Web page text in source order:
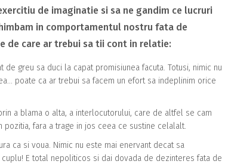
de imaginatie si sa ne gandim ce lucruri
in comportamentul nostru fata de
de care ar trebui sa tii cont in relatie:
greu sa duci la capat promisiunea facuta. Totusi, nimic nu
poate ca ar trebui sa facem un efort sa indeplinim orice
a blama o alta, a interlocutorului, care de altfel se cam
fara a trage in jos ceea ce sustine celalalt.
ca si voua. Nimic nu este mai enervant decat sa
E total nepoliticos si dai dovada de dezinteres fata de